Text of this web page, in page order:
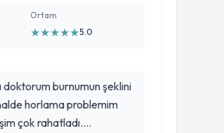
Ortam
★★★★★5.0
doktorum burnumun şeklini
horlama problemim
çok rahatladı.